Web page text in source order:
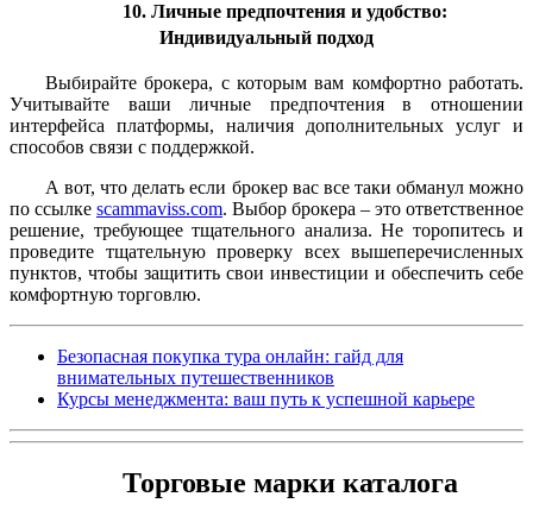
10. Личные предпочтения и удобство:
Индивидуальный подход
Выбирайте брокера, с которым вам комфортно работать.
Учитывайте ваши личные предпочтения в отношении
интерфейса платформы, наличия дополнительных услуг и
способов связи с поддержкой.
А вот, что делать если брокер вас все таки обманул можно
по ссылке scammaviss.com. Выбор брокера – это ответственное
решение, требующее тщательного анализа. Не торопитесь и
проведите тщательную проверку всех вышеперечисленных
пунктов, чтобы защитить свои инвестиции и обеспечить себе
комфортную торговлю.
Безопасная покупка тура онлайн: гайд для
внимательных путешественников
Курсы менеджмента: ваш путь к успешной карьере
Торговые марки каталога